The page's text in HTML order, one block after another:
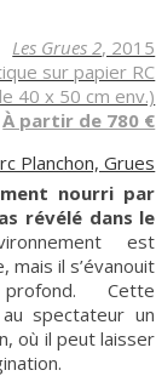
Les Grues 2, 2015
sur papier RC
40 x 50 cm env.)
À partir de 780 €
nourri par
révélé dans le
est
mais il s’évanouit
Cette
spectateur un
où il peut laisser